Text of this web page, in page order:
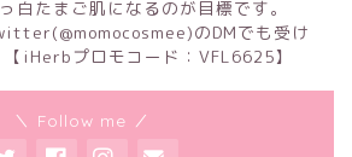
白たまご肌になるのが目標です。
のDMでも受け
iHerbプロモコード：VFL6625】
＼ Follow me ／